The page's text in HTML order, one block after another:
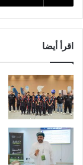
اقرأ أيضا